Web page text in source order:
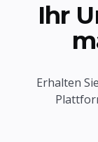
Ihr
Erhalten